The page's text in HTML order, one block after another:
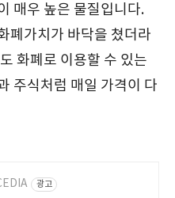
매우 높은 물질입니다.
폐가치가 바닥을 쳤더라
화폐로 이용할 수 있는
주식처럼 매일 가격이 다
광고